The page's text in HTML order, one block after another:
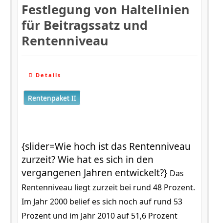
Festlegung von Haltelinien
für Beitragssatz und
Rentenniveau
Details
Rentenpaket II
{slider=Wie hoch ist das Rentenniveau
zurzeit? Wie hat es sich in den
vergangenen Jahren entwickelt?} Das
Rentenniveau liegt zurzeit bei rund 48 Prozent.
Im Jahr 2000 belief es sich noch auf rund 53
Prozent und im Jahr 2010 auf 51,6 Prozent